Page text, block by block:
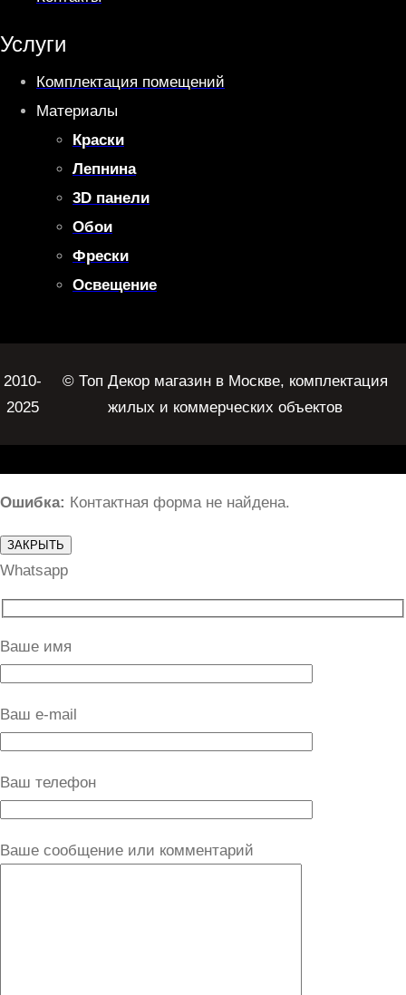
Услуги
Комплектация помещений
Материалы
Краски
Лепнина
3D панели
Обои
Фрески
Освещение
2010-
2025
© Топ Декор магазин в Москве, комплектация
жилых и коммерческих объектов
Ошибка: Контактная форма не найдена.
ЗАКРЫТЬ
Whatsapp
Ваше имя
Ваш e-mail
Ваш телефон
Ваше сообщение или комментарий